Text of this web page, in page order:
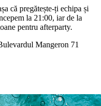
că pregătește-ți echipa și
la 21:00, iar de la
pentru afterparty.
Mangeron 71